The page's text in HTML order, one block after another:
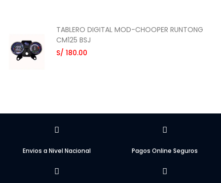
TABLERO DIGITAL MOD-CHOOPER RUNTONG
CM125 BSJ
S/ 180.00
Envios a Nivel Nacional Pagos Online Seguros